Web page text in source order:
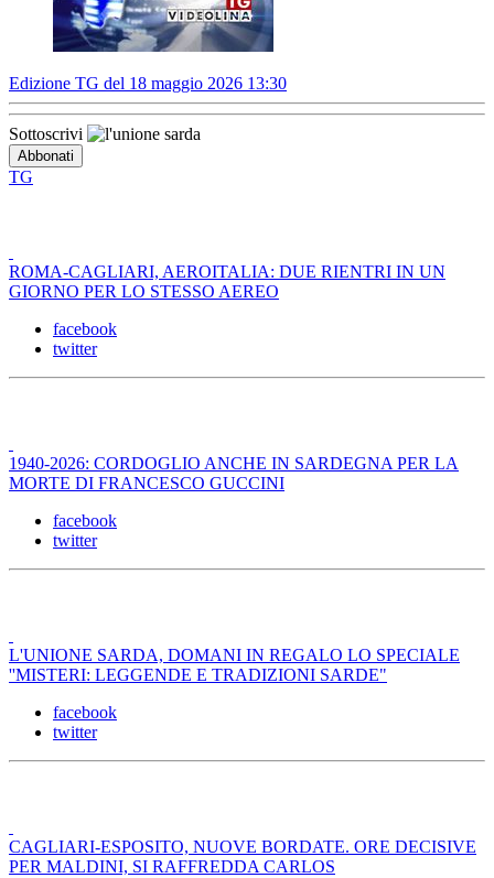
Edizione TG del 18 maggio 2026 13:30
Sottoscrivi
TG
ROMA-CAGLIARI, AEROITALIA: DUE RIENTRI IN UN
GIORNO PER LO STESSO AEREO
facebook
twitter
1940-2026: CORDOGLIO ANCHE IN SARDEGNA PER LA
MORTE DI FRANCESCO GUCCINI
facebook
twitter
L'UNIONE SARDA, DOMANI IN REGALO LO SPECIALE
''MISTERI: LEGGENDE E TRADIZIONI SARDE"
facebook
twitter
CAGLIARI-ESPOSITO, NUOVE BORDATE. ORE DECISIVE
PER MALDINI, SI RAFFREDDA CARLOS